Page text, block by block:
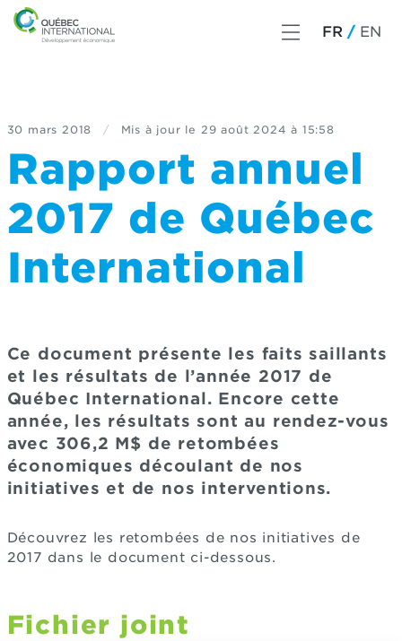
FR EN
30 mars 2018 / Mis à jour le 29 août 2024 à 15:58
Rapport annuel
2017 de Québec
International
Ce document présente les faits saillants
et les résultats de l’année 2017 de
Québec International. Encore cette
année, les résultats sont au rendez-vous
avec 306,2 M$ de retombées
économiques découlant de nos
initiatives et de nos interventions.
Découvrez les retombées de nos initiatives de
2017 dans le document ci-dessous.
Fichier joint